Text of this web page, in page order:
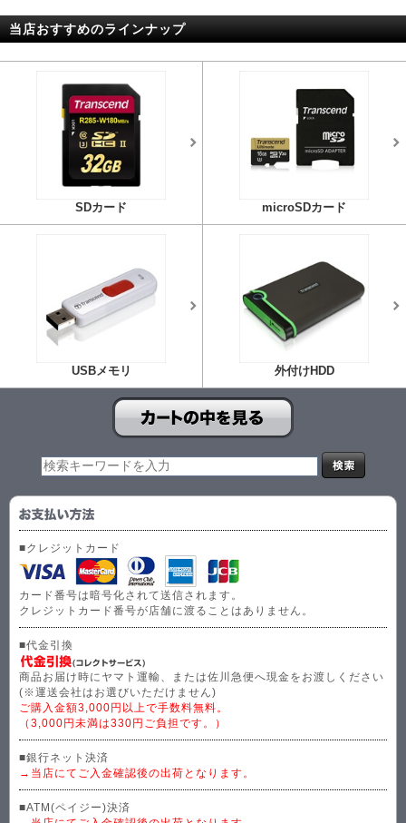
当店おすすめのラインナップ
SDカード microSDカード
USBメモリ 外付けHDD
■クレジットカード
カード番号は暗号化されて送信されます。
クレジットカード番号が店舗に渡ることはありません。
■代金引換
商品お届け時にヤマト運輸、または佐川急便へ現金をお渡しください
(※運送会社はお選びいただけません)
ご購入金額3,000円以上で手数料無料。
（3,000円未満は330円ご負担です。）
■銀行ネット決済
→当店にてご入金確認後の出荷となります。
■ATM(ペイジー)決済